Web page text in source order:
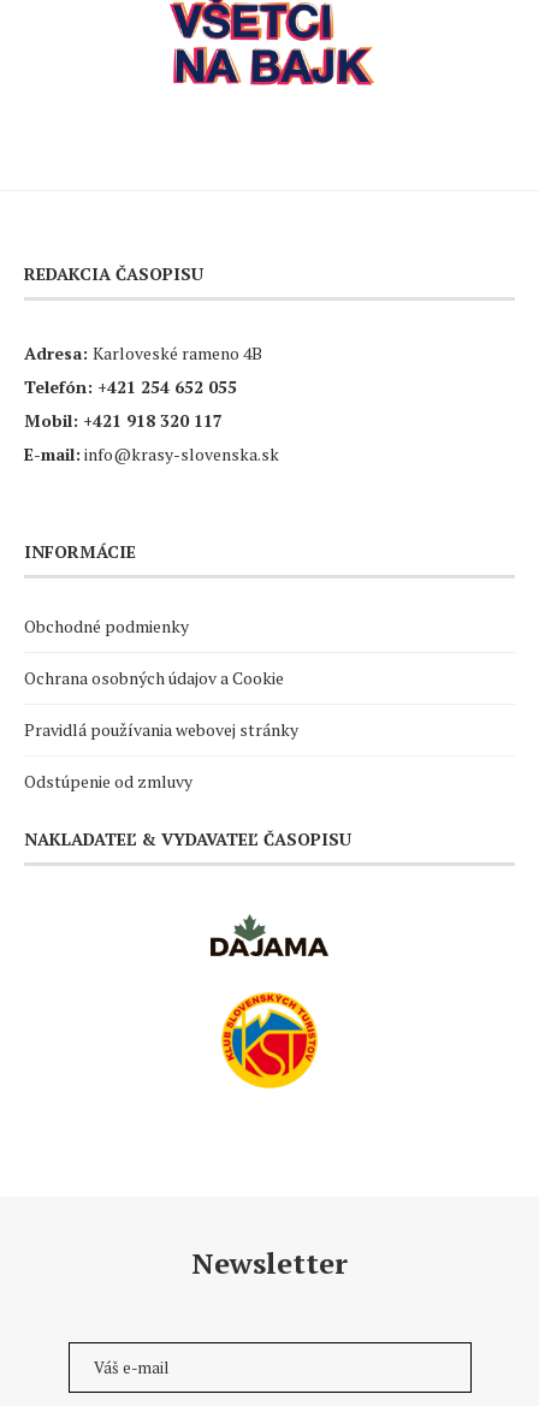
REDAKCIA ČASOPISU
Adresa: Karloveské rameno 4B
Telefón: +421 254 652 055
Mobil: +421 918 320 117
E-mail: info@krasy-slovenska.sk
INFORMÁCIE
Obchodné podmienky
Ochrana osobných údajov a Cookie
Pravidlá používania webovej stránky
Odstúpenie od zmluvy
NAKLADATEĽ & VYDAVATEĽ ČASOPISU
Newsletter